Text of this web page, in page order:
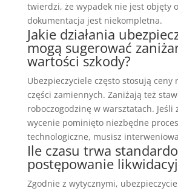
twierdzi, że wypadek nie jest objęty
dokumentacja jest niekompletna.
Jakie działania
mogą sugerować
wartości szkody?
Ubezpieczyciele często stosują ceny
części zamiennych. Zaniżają też
roboczogodzinę w warsztatach. Jeśli
wycenie pominięto niezbędne
technologiczne, musisz
Ile czasu trwa
postępowanie
Zgodnie z wytycznymi,